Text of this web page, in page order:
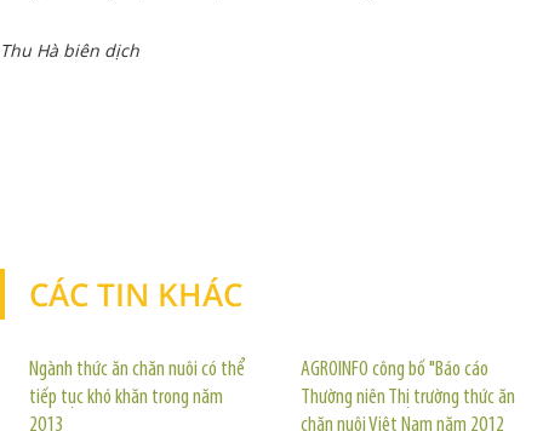
Thu Hà biên dịch
CÁC TIN KHÁC
Ngành thức ăn chăn nuôi có thể
tiếp tục khó khăn trong năm
2013
AGROINFO công bố "Báo cáo
Thường niên Thị trường thức ăn
chăn nuôi Việt Nam năm 2012